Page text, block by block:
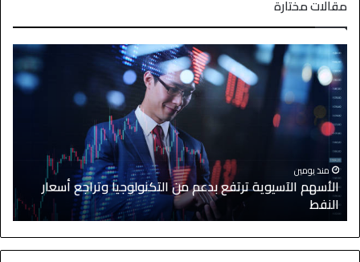
مقالات مختارة
منذ 23 ساعة
الأسهم الآسيوية تتراجع بعد موجة صعود قوية والنفط يستقر